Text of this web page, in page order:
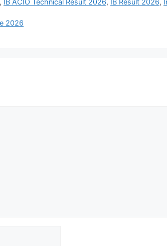
, IB ACIO Technical Result 2026, IB Result 2026,
2026